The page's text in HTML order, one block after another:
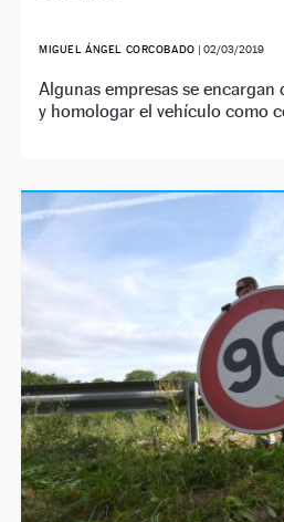
MIGUEL ÁNGEL CORCOBADO |02/03/2019
Algunas empresas se
y homologar el vehículo como